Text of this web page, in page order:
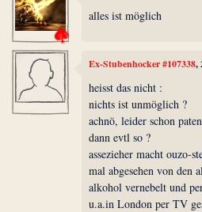
alles ist möglich
Ex-Stubenhocker #107338,
heisst das nicht :
nichts ist unmöglich ?
achnö, leider schon
dann evtl so ?
assezieher macht ouzo-
mal abgesehen von den
alkohol vernebelt und
u.a.in London per TV